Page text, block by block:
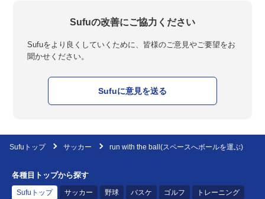
Sufuの改善にご協力ください
Sufuをより良くしていくために、皆様のご意見やご要望をお
聞かせください。
Sufuに意見を送る
Sufuトップ サッカー run with the ball(スペースへボールを運ぶ)
各種目トップから探す
Sufuトップ サッカー 野球 バスケ ゴルフ トレーニング